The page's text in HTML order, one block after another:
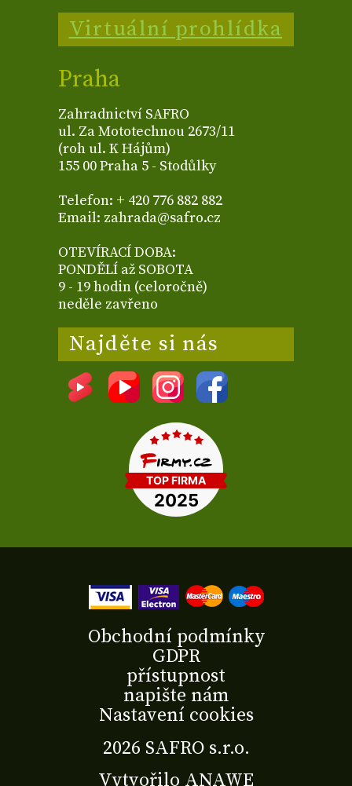
Virtuální prohlídka
Praha
Zahradnictví SAFRO
ul. Za Mototechnou 2673/11
(roh ul. K Hájům)
155 00 Praha 5 - Stodůlky
Telefon: + 420 776 882 882
Email: zahrada@safro.cz
OTEVÍRACÍ DOBA:
PONDĚLÍ až SOBOTA
9 - 19 hodin (celoročně)
neděle zavřeno
Najděte si nás
2026 SAFRO s.r.o.
Vytvořilo ANAWE
Obchodní podmínky
GDPR
přístupnost
napište nám
Nastavení cookies